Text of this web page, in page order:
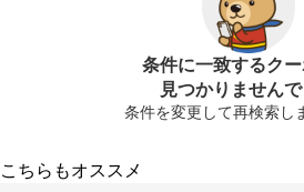
条件に一致するク
見つかりません
条件を変更して再検索し
こちらもオススメ